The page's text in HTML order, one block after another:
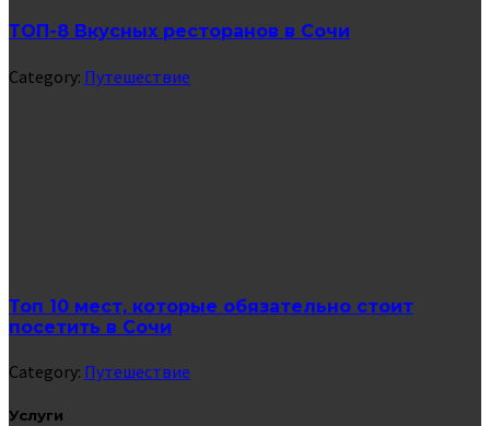
ТОП-8 Вкусных ресторанов в Сочи
Category: Путешествие
Топ 10 мест, которые обязательно стоит
посетить в Сочи
Category: Путешествие
Услуги